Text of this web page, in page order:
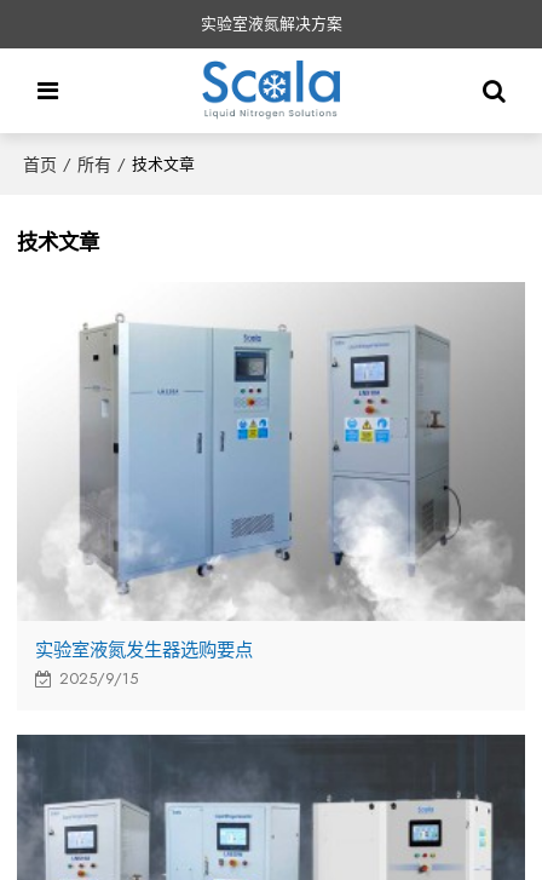
实验室液氮解决方案
首页 / 所有 / 技术文章
技术文章
实验室液氮发生器选购要点
2025/9/15